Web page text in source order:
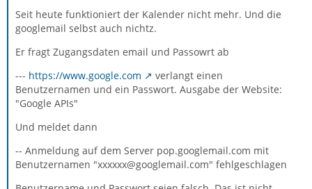
Seit heute funktioniert der Kalender nicht mehr. Und die
googlemail selbst auch nichtz.
Er fragt Zugangsdaten email und Passowrt ab
--- https://www.google.com
verlangt einen
Benutzernamen und ein Passwort. Ausgabe der Website:
"Google APIs"
Und meldet dann
-- Anmeldung auf dem Server pop.googlemail.com mit
Benutzernamen "xxxxxx@googlemail.com" fehlgeschlagen